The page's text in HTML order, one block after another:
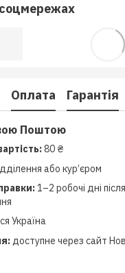
Оплата Гарантія
Поштою
80 ₴
або кур’єром
1–2 робочі дні після
Україна
доступне через сайт